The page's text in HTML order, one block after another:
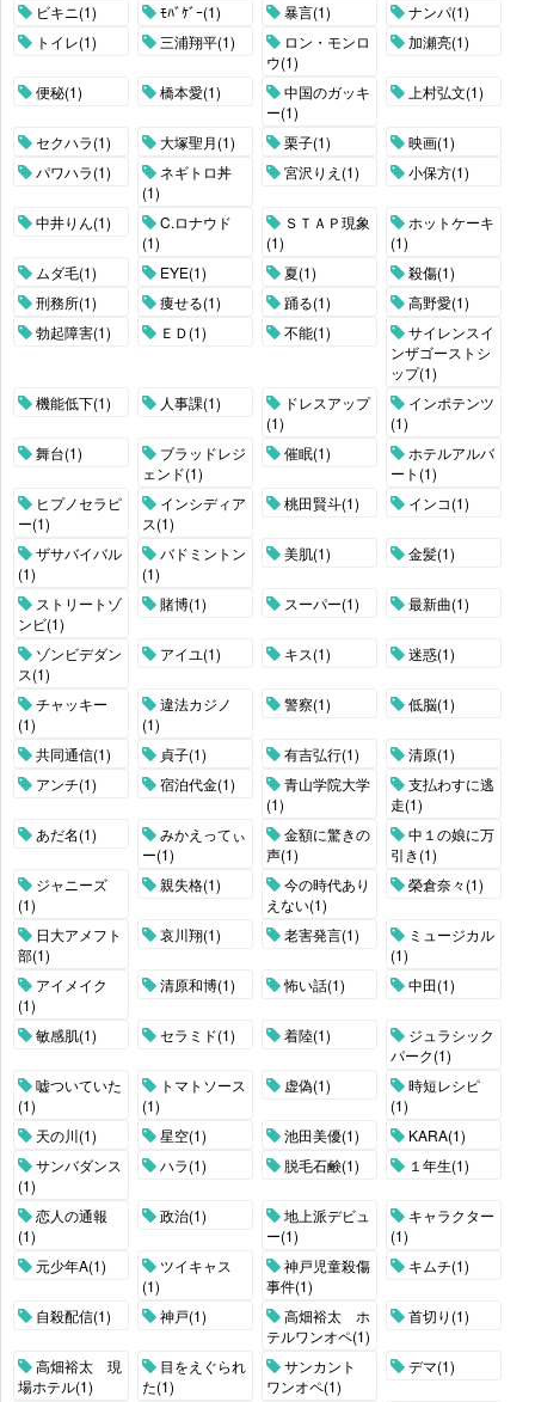
ビキニ(1) ﾓﾊﾞｹﾞｰ(1) 暴言(1)
ナンパ(1)
トイレ(1)
三浦翔平(1)
ロン・モンロ
ウ(1)
加瀬亮(1)
便秘(1) 橋本愛(1)
中国のガッキ
ー(1)
上村弘文(1)
セクハラ(1) 大塚聖月(1) 栗子(1)
映画(1)
パワハラ(1)
ネギトロ丼
(1)
宮沢りえ(1) 小保方(1)
中井りん(1)
C.ロナウド
(1)
ＳＴＡＰ現象
(1)
ホットケーキ
(1)
ムダ毛(1)
EYE(1) 夏(1)
殺傷(1)
刑務所(1)
痩せる(1) 踊る(1)
高野愛(1)
勃起障害(1)
ＥＤ(1) 不能(1)
サイレンスイ
ンザゴーストシ
ップ(1)
機能低下(1)
人事課(1)
ドレスアップ
(1)
インポテンツ
(1)
舞台(1)
ブラッドレジ
ェンド(1)
催眠(1)
ホテルアルバ
ート(1)
ヒプノセラピ
ー(1)
インシディア
ス(1)
桃田賢斗(1) インコ(1)
ザサバイバル
(1)
バドミントン
(1)
美肌(1) 金髪(1)
ストリートゾ
ンビ(1)
賭博(1) スーパー(1) 最新曲(1)
ゾンビデダン
ス(1)
アイユ(1) キス(1) 迷惑(1)
チャッキー
(1)
違法カジノ
(1)
警察(1) 低脳(1)
共同通信(1) 貞子(1) 有吉弘行(1)
清原(1)
アンチ(1)
宿泊代金(1)
青山学院大学
(1)
支払わすに逃
走(1)
あだ名(1)
みかえってぃ
ー(1)
金額に驚きの
声(1)
中１の娘に万
引き(1)
ジャニーズ
(1)
親失格(1)
今の時代あり
えない(1)
榮倉奈々(1)
日大アメフト
部(1)
哀川翔(1) 老害発言(1)
ミュージカル
(1)
アイメイク
(1)
清原和博(1) 怖い話(1) 中田(1)
敏感肌(1) セラミド(1) 着陸(1)
ジュラシック
パーク(1)
嘘ついていた
(1)
トマトソース
(1)
虚偽(1)
時短レシピ
(1)
天の川(1)
星空(1) 池田美優(1)
KARA(1)
サンバダンス
(1)
ハラ(1) 脱毛石鹸(1) １年生(1)
恋人の通報
(1)
政治(1)
地上派デビュ
ー(1)
キャラクター
(1)
元少年A(1)
ツイキャス
(1)
神戸児童殺傷
事件(1)
キムチ(1)
自殺配信(1) 神戸(1)
高畑裕太 ホ
テルワンオペ(1)
首切り(1)
高畑裕太 現
場ホテル(1)
目をえぐられ
た(1)
サンカント
ワンオペ(1)
デマ(1)